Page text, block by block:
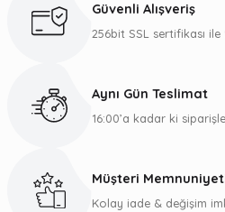
Ürün bilgilerinde hatalar bulunuyor.
Gönder
Güvenli Alışveriş
256bit SSL sertifikası ile
Aynı Gün Teslimat
16:00’a kadar ki
Müşteri
Kolay iade & değişim